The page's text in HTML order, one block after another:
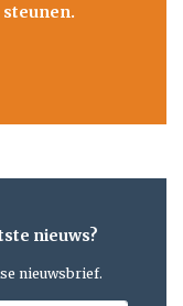
nieuws?
nieuwsbrief.